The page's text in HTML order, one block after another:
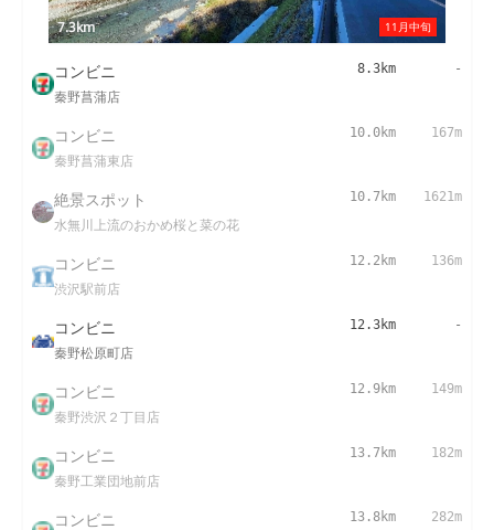
11月中旬
7.3km
コンビニ
秦野菖蒲店
8.3km -
コンビニ
秦野菖蒲東店
10.0km 167m
絶景スポット
水無川上流のおかめ桜と菜の花
10.7km 1621m
コンビニ
渋沢駅前店
12.2km 136m
コンビニ
秦野松原町店
12.3km -
コンビニ
秦野渋沢２丁目店
12.9km 149m
コンビニ
秦野工業団地前店
13.7km 182m
コンビニ 13.8km 282m